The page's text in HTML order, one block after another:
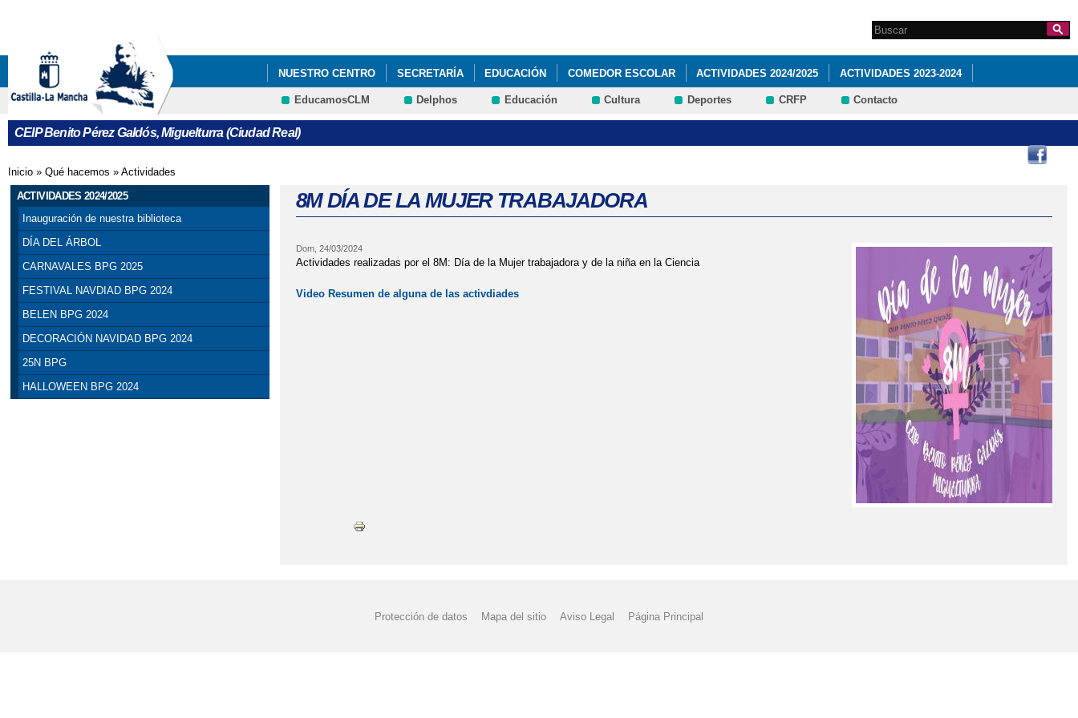
Formulario de
búsqueda
Search this site
NUESTRO CENTRO SECRETARÍA EDUCACIÓN COMEDOR ESCOLAR ACTIVIDADES 2024/2025 ACTIVIDADES 2023-2024
EducamosCLM Delphos Educación Cultura Deportes CRFP Contacto
CEIP Benito Pérez Galdós, Miguelturra (Ciudad Real)
Se encuentra usted aquí
Inicio » Qué hacemos » Actividades
ACTIVIDADES 2024/2025
Inauguración de nuestra biblioteca
DÍA DEL ÁRBOL
CARNAVALES BPG 2025
FESTIVAL NAVDIAD BPG 2024
BELEN BPG 2024
DECORACIÓN NAVIDAD BPG 2024
25N BPG
HALLOWEEN BPG 2024
8M DÍA DE LA MUJER TRABAJADORA
Dom, 24/03/2024
Actividades realizadas por el 8M: Día de la Mujer trabajadora y de la niña en la Ciencia
Video Resumen de alguna de las activdiades
Protección de datos Mapa del sitio Aviso Legal Página Principal